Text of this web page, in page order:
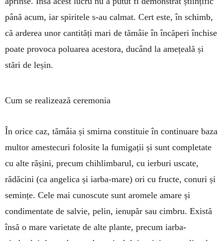
până acum, iar spiritele s-au calmat. Cert este, în schimb,
că arderea unor cantități mari de tămâie în încăperi închise
poate pro­voca poluarea acestora, ducând la amețeală și
stări de leșin.
Cum se realizează ceremonia
În orice caz, tămâia și smirna constituie în continuare baza
multor amestecuri folosite la fumigații și sunt completate
cu alte rășini, pre­cum chihlimbarul, cu ierburi uscate,
rădăcini (ca angelica și iarba-mare) ori cu fructe, co­nuri și
semințe. Cele mai cunoscute sunt aromele amare și
condimentate de salvie, pelin, ienupăr sau cim­bru. Există
însă o mare varietate de alte plante, pre­cum iarba-